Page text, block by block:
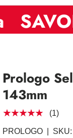
Prologo
143mm
★★★★★ (1)
PROLOGO SKU: